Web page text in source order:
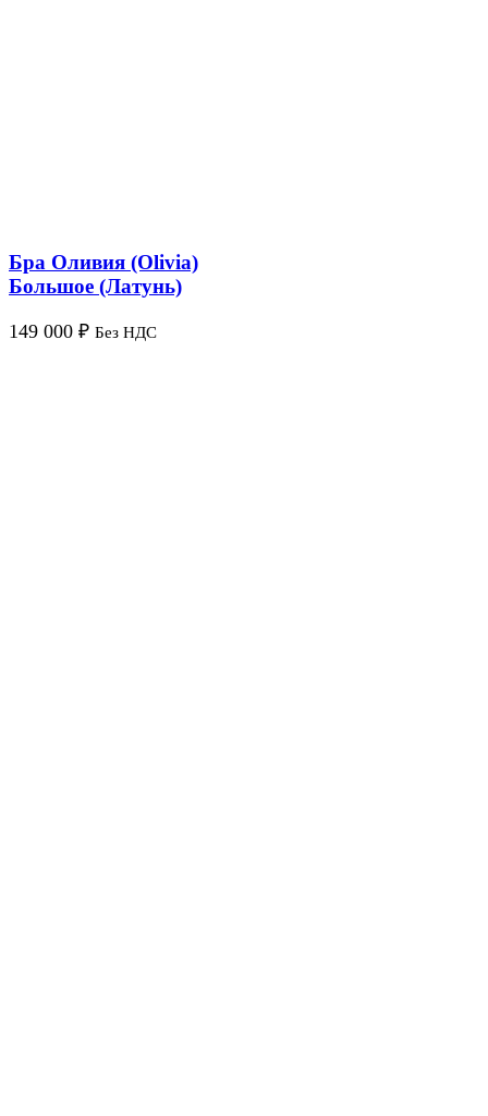
Бра Оливия (Olivia)
Большое (Латунь)
149 000 ₽ Без НДС